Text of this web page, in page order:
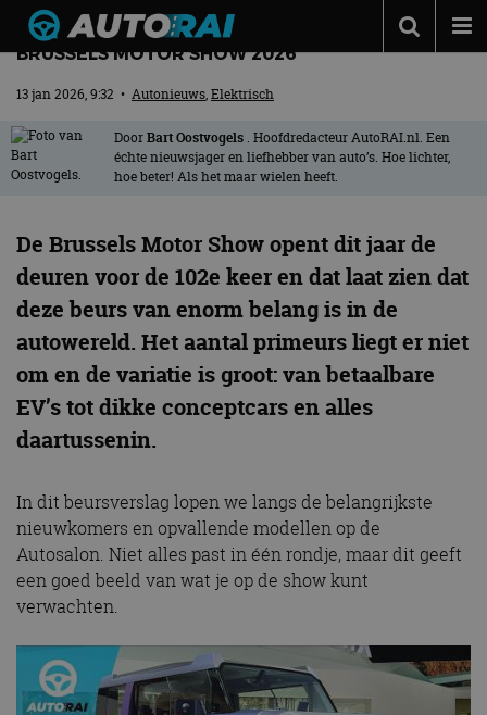
Autotests
Adverteren
Contact
MotorRAI.nl
DIT ZIJN DE BELANGRIJKSTE HIGHLIGHTS VAN DE
BRUSSELS MOTOR SHOW 2026
13 jan 2026, 9:32 • Autonieuws,Elektrisch
DoorBart Oostvogels . Hoofdredacteur AutoRAI.nl. Een
échte nieuwsjager en liefhebber van auto’s. Hoe lichter,
hoe beter! Als het maar wielen heeft.
De Brussels Motor Show opent dit jaar de
deuren voor de 102e keer en dat laat zien dat
deze beurs van enorm belang is in de
autowereld. Het aantal primeurs liegt er niet
om en de variatie is groot: van betaalbare
EV’s tot dikke conceptcars en alles
daartussenin.
In dit beursverslag lopen we langs de belangrijkste
nieuwkomers en opvallende modellen op de
Autosalon. Niet alles past in één rondje, maar dit geeft
een goed beeld van wat je op de show kunt
verwachten.